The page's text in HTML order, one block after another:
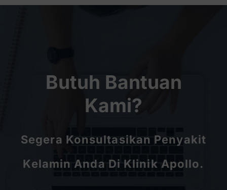
Butuh Bantuan
Kami?
Segera Konsultasikan Penyakit
Kelamin Anda Di Klinik Apollo.